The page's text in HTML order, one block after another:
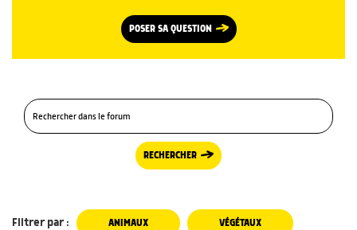
POSER SA QUESTION
RECHERCHER
Filtrer par : ANIMAUX VÉGÉTAUX